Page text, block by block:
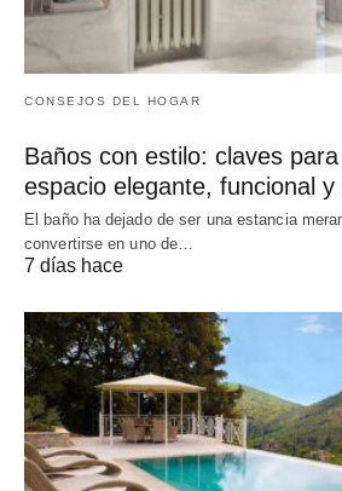
CONSEJOS DEL HOGAR
Baños con estilo: claves
espacio elegante, funcional y
El baño ha dejado de ser una estancia
convertirse en uno de…
7 días hace